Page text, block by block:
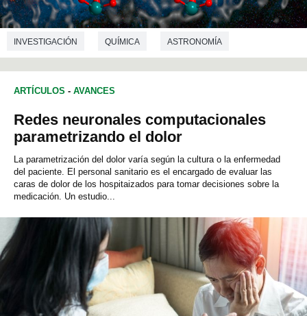
INVESTIGACIÓN QUÍMICA ASTRONOMÍA
INFORMÁTICA
ARTÍCULOS - AVANCES
Redes neuronales computacionales
parametrizando el dolor
La parametrización del dolor varía según la cultura o la enfermedad
del paciente. El personal sanitario es el encargado de evaluar las
caras de dolor de los hospitaizados para tomar decisiones sobre la
medicación. Un estudio...